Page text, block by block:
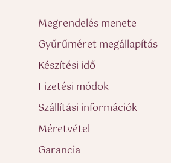
Megrendelés menete
Gyűrűméret megállapítás
Készítési idő
Fizetési módok
Szállítási információk
Méretvétel
Garancia